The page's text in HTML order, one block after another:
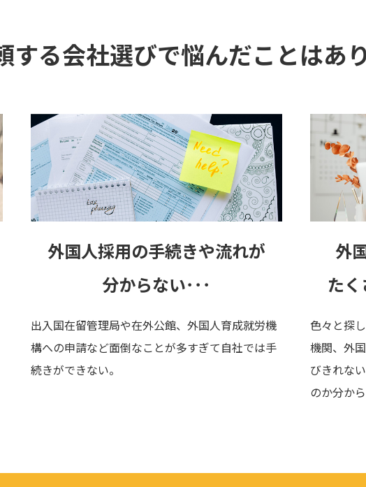
する会社選びで悩んだことはあ
外国人採用の手続きや流れが
分からない･･･
出入国在留管理局や在外公館、外国人育成就労機
構への申請など面倒なことが多すぎて自社では手
続きができない。
外
た
色々と探
機関、外
びきれな
のか分から